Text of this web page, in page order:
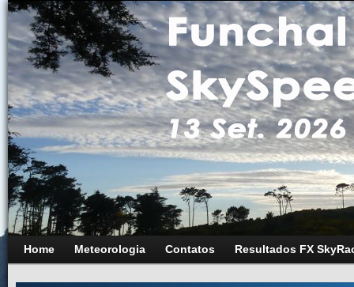
Home Meteorologia Contatos Resultados FX